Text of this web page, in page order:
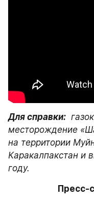
Для справки:
месторождение
на территории
Каракалпакстан и
году.
Пресс-